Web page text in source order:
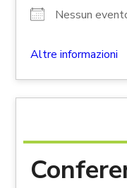
Nessun
Altre informazioni